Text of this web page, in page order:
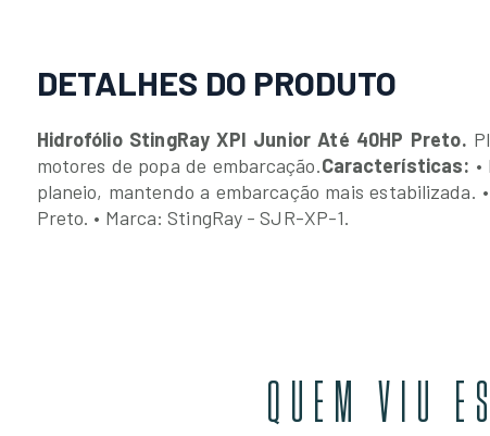
DETALHES DO PRODUTO
Hidrofólio StingRay XPI Junior Até 40HP Preto.
motores de popa de embarcação.Características:
planeio, mantendo a embarcação mais estabilizada.
Preto. • Marca: StingRay - SJR-XP-1.
QUEM VIU